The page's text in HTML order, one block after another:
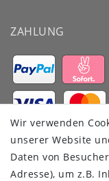
ZAHLUNG
Wir verwenden
unserer Website
Daten von
Adresse), um z.B.